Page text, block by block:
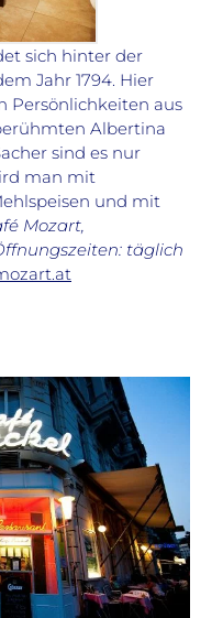
sich hinter der
Jahr 1794. Hier
Persönlichkeiten aus
Albertina
sind es nur
man mit
und mit
Mozart,
täglich